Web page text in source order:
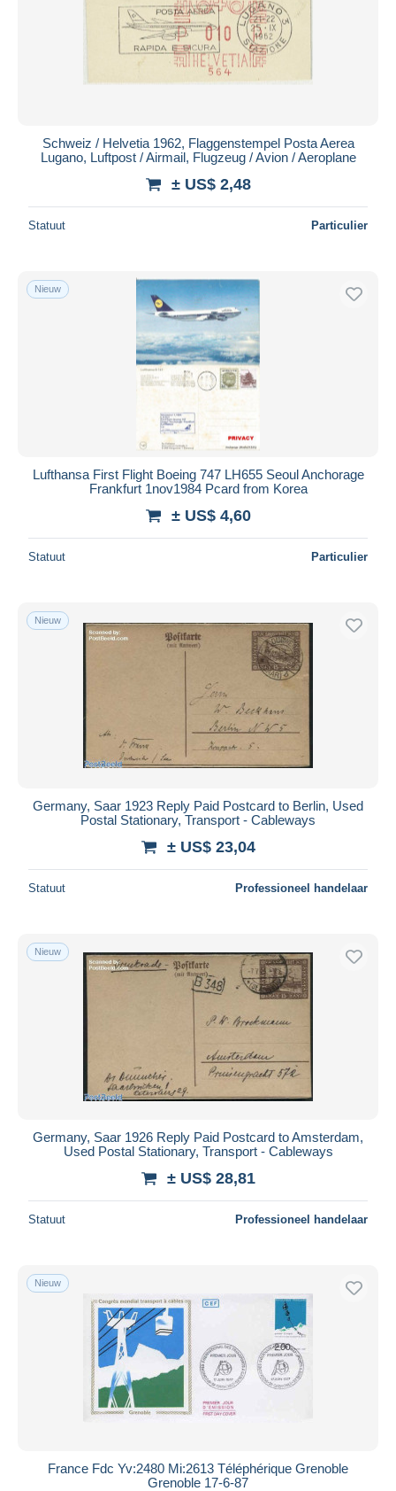
Schweiz / Helvetia 1962, Flaggenstempel Posta Aerea
Lugano, Luftpost / Airmail, Flugzeug / Avion / Aeroplane
± US$ 2,48
Statuut Particulier
Nieuw
Lufthansa First Flight Boeing 747 LH655 Seoul Anchorage
Frankfurt 1nov1984 Pcard from Korea
± US$ 4,60
Statuut Particulier
Nieuw
Germany, Saar 1923 Reply Paid Postcard to Berlin, Used
Postal Stationary, Transport - Cableways
± US$ 23,04
Statuut Professioneel handelaar
Nieuw
Germany, Saar 1926 Reply Paid Postcard to Amsterdam,
Used Postal Stationary, Transport - Cableways
± US$ 28,81
Statuut Professioneel handelaar
Nieuw
France Fdc Yv:2480 Mi:2613 Téléphérique Grenoble
Grenoble 17-6-87